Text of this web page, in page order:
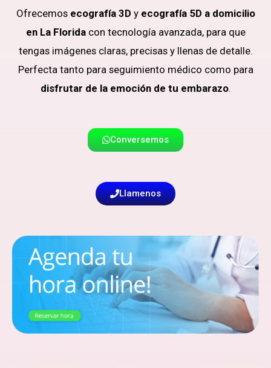
Ofrecemos ecografía 3D y ecografía 5D a domicilio
en La Florida con tecnología avanzada, para que
tengas imágenes claras, precisas y llenas de detalle.
Perfecta tanto para seguimiento médico como para
disfrutar de la emoción de tu embarazo.
Conversemos
Llamenos